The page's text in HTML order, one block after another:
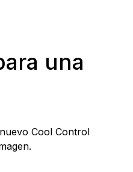
una
Cool Control